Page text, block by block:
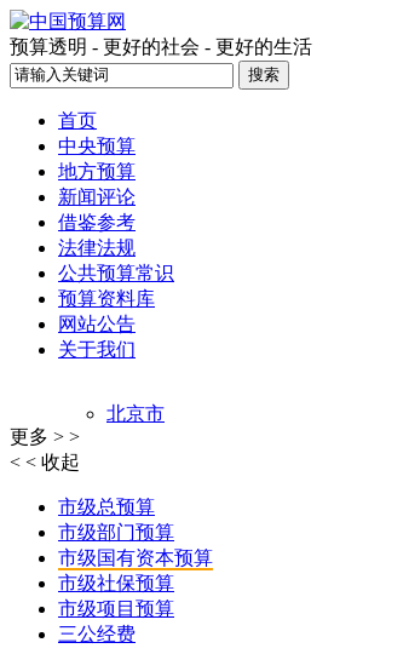
预算透明 - 更好的社会 - 更好的生活
首页
中央预算
地方预算
新闻评论
借鉴参考
法律法规
公共预算常识
预算资料库
网站公告
关于我们
北京市
江西省
吉林省
广东省
安徽省
福建省
甘肃省
更多 > >
< < 收起
市级总预算
市级部门预算
市级国有资本预算
市级社保预算
市级项目预算
三公经费